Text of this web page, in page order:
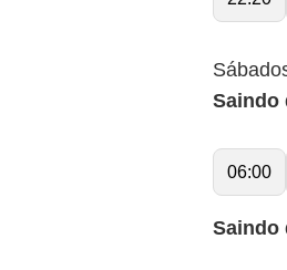
Saindo
06:00
Saindo